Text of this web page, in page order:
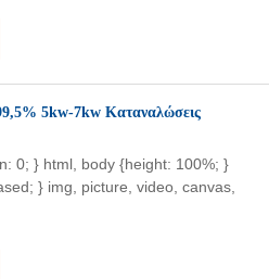
5kw-7kw Καταναλώσεις
0; } html, body {height: 100%; }
} img, picture, video, canvas,